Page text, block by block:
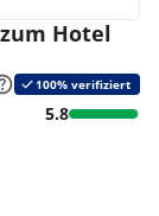
Hotel
100% verifiziert
5.8